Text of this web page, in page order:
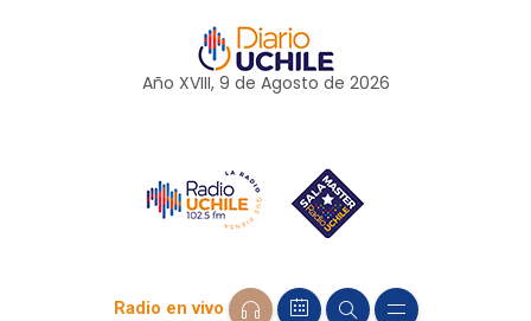
Año XVIII, 9 de Agosto de 2026
Radio en vivo